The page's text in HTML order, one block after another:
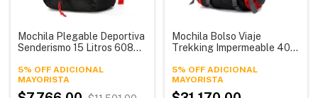
Mochila Plegable Deportiva
Senderismo 15 Litros 608
5% OFF ADICIONAL
Mochila Bolso Viaje
Trekking Impermeable 40
5% OFF ADICIONAL